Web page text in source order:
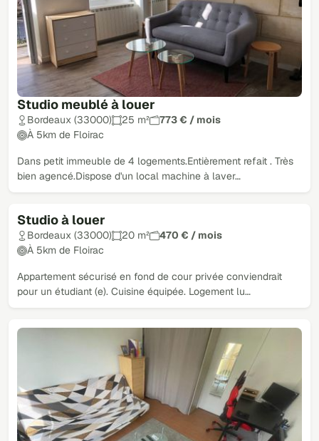
Studio meublé à louer
Bordeaux (33000) 25 m²
773 € / mois
À 5km de Floirac
Dans petit immeuble de 4 logements.Entièrement refait . Très
bien agencé.Dispose d'un local machine à laver…
Studio à louer
Bordeaux (33000) 20 m²
470 € / mois
À 5km de Floirac
Appartement sécurisé en fond de cour privée conviendrait
pour un étudiant (e). Cuisine équipée. Logement lu…